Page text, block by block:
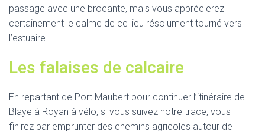
passage avec une brocante, mais vous apprécierez
certainement le calme de ce lieu résolument tourné vers
l’estuaire.
Les falaises de calcaire
En repartant de Port Maubert pour continuer l’itinéraire de
Blaye à Royan à vélo, si vous suivez notre trace, vous
finirez par emprunter des chemins agricoles autour de